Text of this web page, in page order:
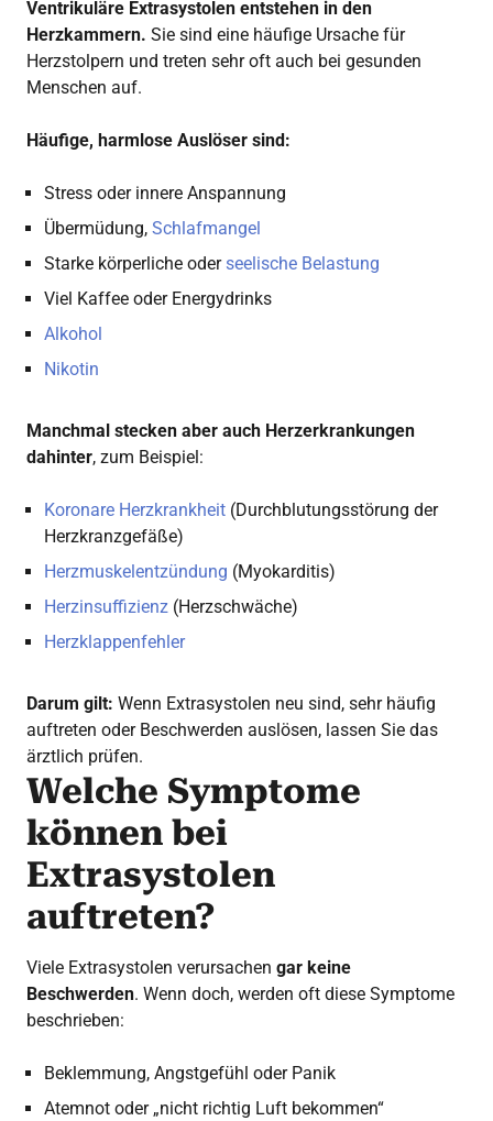
Ventrikuläre Extrasystolen entstehen in den
Herzkammern. Sie sind eine häufige Ursache für
Herzstolpern und treten sehr oft auch bei gesunden
Menschen auf.
Häufige, harmlose Auslöser sind:
Stress oder innere Anspannung
Übermüdung, Schlafmangel
Starke körperliche oderseelische Belastung
Viel Kaffee oder Energydrinks
Alkohol
Nikotin
Manchmal stecken aber auch Herzerkrankungen
dahinter, zum Beispiel:
Koronare Herzkrankheit (Durchblutungsstörung der
Herzkranzgefäße)
Herzmuskelentzündung (Myokarditis)
Herzinsuffizienz (Herzschwäche)
Herzklappenfehler
Darum gilt: Wenn Extrasystolen neu sind, sehr häufig
auftreten oder Beschwerden auslösen, lassen Sie das
ärztlich prüfen.
Welche Symptome
können bei
Extrasystolen
auftreten?
Viele Extrasystolen verursachen gar keine
Beschwerden. Wenn doch, werden oft diese Symptome
beschrieben:
Beklemmung, Angstgefühl oder Panik
Atemnot oder „nicht richtig Luft bekommen“